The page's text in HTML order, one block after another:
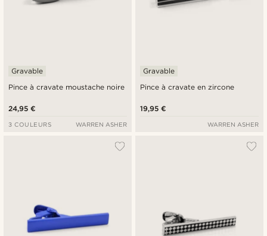
Pince à cravate moustache noire
Gravable
24,95 €
3 COULEURS WARREN ASHER
Pince à cravate en zircone
Gravable
19,95 €
WARREN ASHER